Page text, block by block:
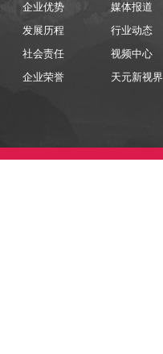
企业优势
发展历程
社会责任
企业荣誉
媒体报道
行业动态
视频中心
天元新视界